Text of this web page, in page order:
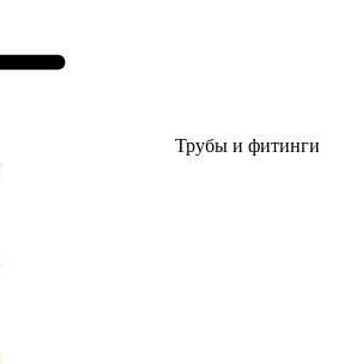
Трубы и фитинги